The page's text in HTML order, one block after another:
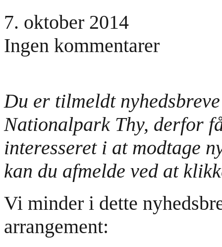
7. oktober 2014
Ingen kommentarer
Du er tilmeldt
Nationalpark Thy, derfor
interesseret i at modtage
kan du afmelde ved at
Vi minder i dette
arrangement: